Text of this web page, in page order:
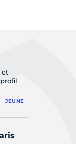
et
JEUNE